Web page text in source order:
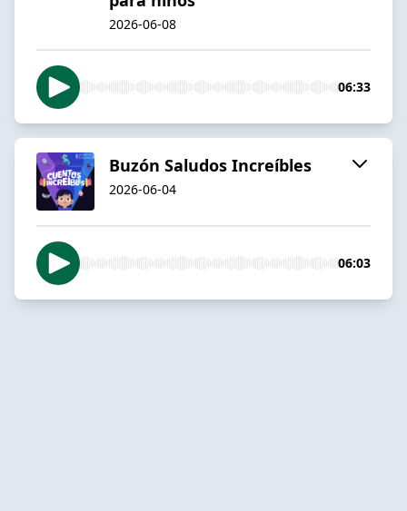
2026-06-08
06:33
Buzón Saludos Increíbles
2026-06-04
06:03